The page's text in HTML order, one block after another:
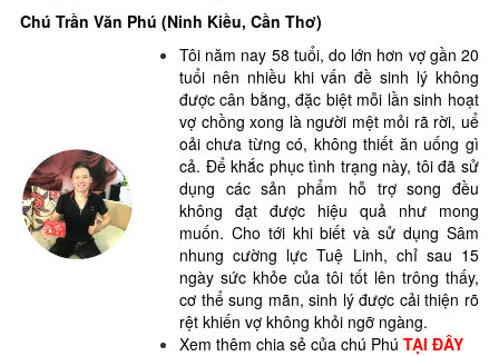
Chú Trần Văn Phú (Ninh Kiều, Cần Thơ)
Tôi năm nay 58 tuổi, do lớn hơn vợ gần 20
tuổi nên nhiều khi vấn đề sinh lý không
được cân bằng, đặc biệt mỗi lần sinh hoạt
vợ chồng xong là người mệt mỏi rã rời, uể
oải chưa từng có, không thiết ăn uống gì
cả. Để khắc phục tình trạng này, tôi đã sử
dụng các sản phẩm hỗ trợ song đều
không đạt được hiệu quả như mong
muốn. Cho tới khi biết và sử dụng Sâm
nhung cường lực Tuệ Linh, chỉ sau 15
ngày sức khỏe của tôi tốt lên trông thấy,
cơ thể sung mãn, sinh lý được cải thiện rõ
rệt khiến vợ không khỏi ngỡ ngàng.
Xem thêm chia sẻ của chú Phú TẠI ĐÂY